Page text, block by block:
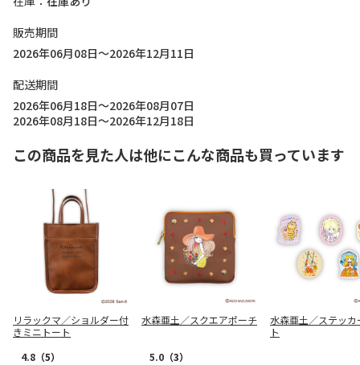
販売期間
2026年06月08日～2026年12月11日
配送期間
2026年06月18日～2026年08月07日
2026年08月18日～2026年12月18日
この商品を見た人は他にこんな商品も買っています
リラックマ／ショルダー付
きミニトート
4.8 （5）
水森亜土／スクエアポーチ
5.0 （3）
水森亜土／ステッカ
ト